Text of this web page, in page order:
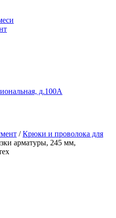
д.100А
/Крюки и проволока для
арматуры, 245 мм,